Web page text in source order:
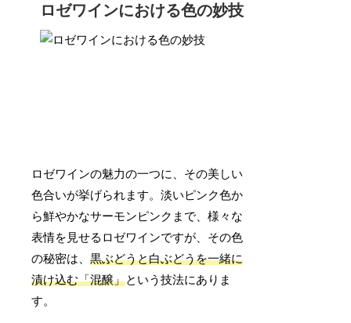
ロゼワインにおける色の妙技
ロゼワインの魅力の一つに、その美しい
色合いが挙げられます。淡いピンク色か
ら鮮やかなサーモンピンクまで、様々な
表情を見せるロゼワインですが、その色
の秘密は、黒ぶどうと白ぶどうを一緒に
漬け込む「混醸」という技法にありま
す。